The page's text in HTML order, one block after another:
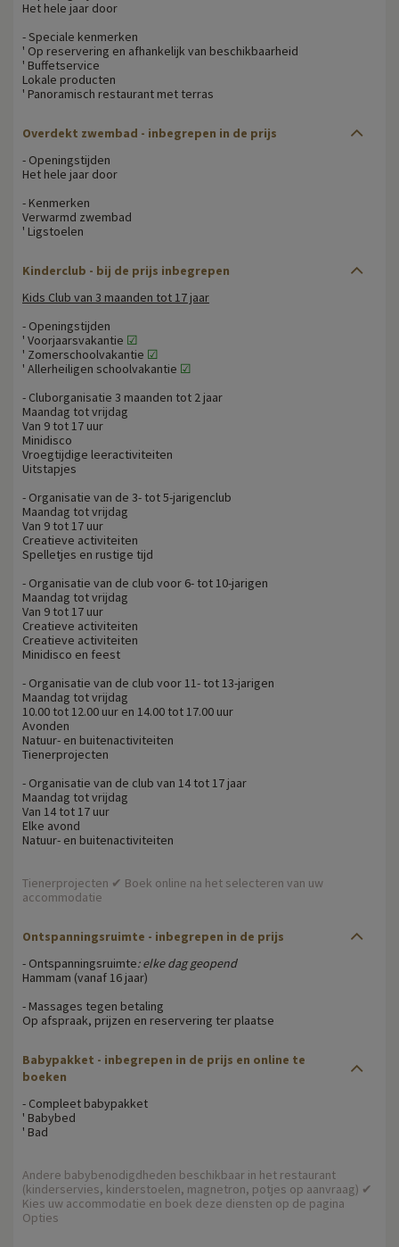
Het hele jaar door
- Speciale kenmerken
' Op reservering en afhankelijk van beschikbaarheid
' Buffetservice
Lokale producten
' Panoramisch restaurant met terras
Overdekt zwembad - inbegrepen in de prijs
- Openingstijden
Het hele jaar door
- Kenmerken
Verwarmd zwembad
' Ligstoelen
Kinderclub - bij de prijs inbegrepen
Kids Club van 3 maanden tot 17 jaar
- Openingstijden
' Voorjaarsvakantie ☑
' Zomerschoolvakantie ☑
' Allerheiligen schoolvakantie ☑
- Cluborganisatie 3 maanden tot 2 jaar
Maandag tot vrijdag
Van 9 tot 17 uur
Minidisco
Vroegtijdige leeractiviteiten
Uitstapjes
- Organisatie van de 3- tot 5-jarigenclub
Maandag tot vrijdag
Van 9 tot 17 uur
Creatieve activiteiten
Spelletjes en rustige tijd
- Organisatie van de club voor 6- tot 10-jarigen
Maandag tot vrijdag
Van 9 tot 17 uur
Creatieve activiteiten
Creatieve activiteiten
Minidisco en feest
- Organisatie van de club voor 11- tot 13-jarigen
Maandag tot vrijdag
10.00 tot 12.00 uur en 14.00 tot 17.00 uur
Avonden
Natuur- en buitenactiviteiten
Tienerprojecten
- Organisatie van de club van 14 tot 17 jaar
Maandag tot vrijdag
Van 14 tot 17 uur
Elke avond
Natuur- en buitenactiviteiten
Tienerprojecten ✔ Boek online na het selecteren van uw
accommodatie
Ontspanningsruimte - inbegrepen in de prijs
- Ontspanningsruimte: elke dag geopend
Hammam (vanaf 16 jaar)
- Massages tegen betaling
Op afspraak, prijzen en reservering ter plaatse
Babypakket - inbegrepen in de prijs en online te
boeken
- Compleet babypakket
' Babybed
' Bad
Andere babybenodigdheden beschikbaar in het restaurant
(kinderservies, kinderstoelen, magnetron, potjes op aanvraag) ✔
Kies uw accommodatie en boek deze diensten op de pagina
Opties